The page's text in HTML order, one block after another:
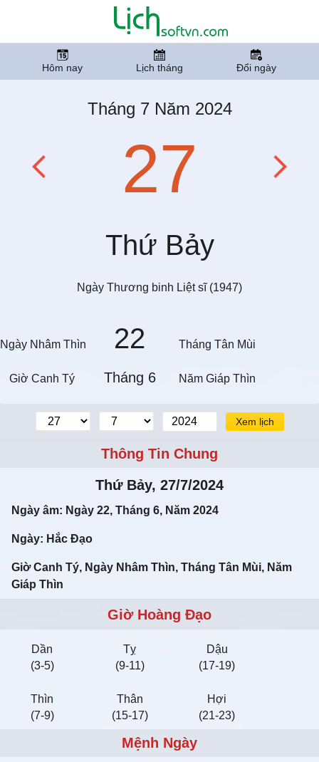
Hôm nay Lịch tháng Đổi ngày
Tháng 7 Năm 2024
27
Thứ Bảy
Ngày Thương binh Liệt sĩ (1947)
Ngày Nhâm Thìn 22 Tháng Tân Mùi
Giờ Canh Tý Tháng 6 Năm Giáp Thìn
Xem lịch
Thông Tin Chung
Thứ Bảy, 27/7/2024
Ngày âm: Ngày 22, Tháng 6, Năm 2024
Ngày: Hắc Đạo
Giờ Canh Tý, Ngày Nhâm Thìn, Tháng Tân Mùi, Năm
Giáp Thìn
Giờ Hoàng Đạo
Dần
(3-5)
Tỵ
(9-11)
Dậu
(17-19)
Thìn
(7-9)
Thân
(15-17)
Hợi
(21-23)
Mệnh Ngày